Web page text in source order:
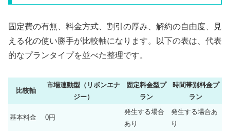
固定費の有無、料金方式、割引の厚み、解約の自由度、見
える化の使い勝手が比較軸になります。以下の表は、代表
的なプランタイプを並べた整理です。
比較軸
市場連動型（リボンエナ
ジー）
固定料金型プ
ラン
時間帯別料金プ
ラン
基本料金 0円
発生する場合
あり
発生する場合あ
り